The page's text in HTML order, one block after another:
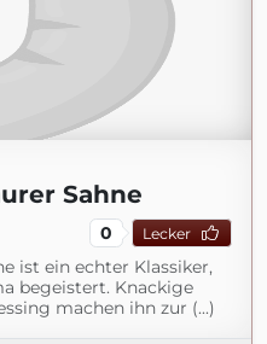
Sahne
0 Lecker
ist ein echter Klassiker,
begeistert. Knackige
machen ihn zur (...)